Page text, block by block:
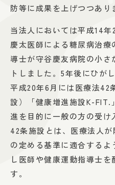
防等に成果を上げつつあり
当法人においては平成14
慶太医師による糖尿病治
導士が守谷慶友病院の小
トしました。5年後にひが
平成20年6月には医療法42
設）「健康増進施設K-FIT.
進を目的に一般の方の受
42条施設とは、医療法人
の定める基準に適合する
し医師や健康運動指導士
す。